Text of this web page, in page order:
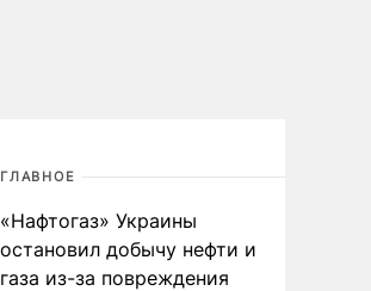
ГЛАВНОЕ
«Нафтогаз» Украины
остановил добычу нефти и
газа из-за повреждения